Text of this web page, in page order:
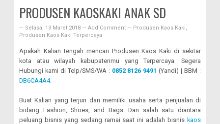
PRODUSEN KAOSKAKI ANAK SD
— Selasa, 13 Maret 2018 — Add Comment — Produsen Kaos Kaki,
Produsen Kaos Kaki Terpercaya
Apakah Kalian tengah mencari Produsen Kaos Kaki di sekitar
kota atau wilayah kabupatenmu yang Terpercaya. Segera
Hubungi kami di Telp/SMS/WA : 0852 8126 9491 (Yandi) | BBM :
DB6CA4A4.
Buat Kalian yang terjun dan memiliki usaha serta penjualan di
bidang Fashion, Shoes, and Bags. Dan salah satu diantara
peluang bisnis yang sedang ramai saat ini adalah bisnis kaos